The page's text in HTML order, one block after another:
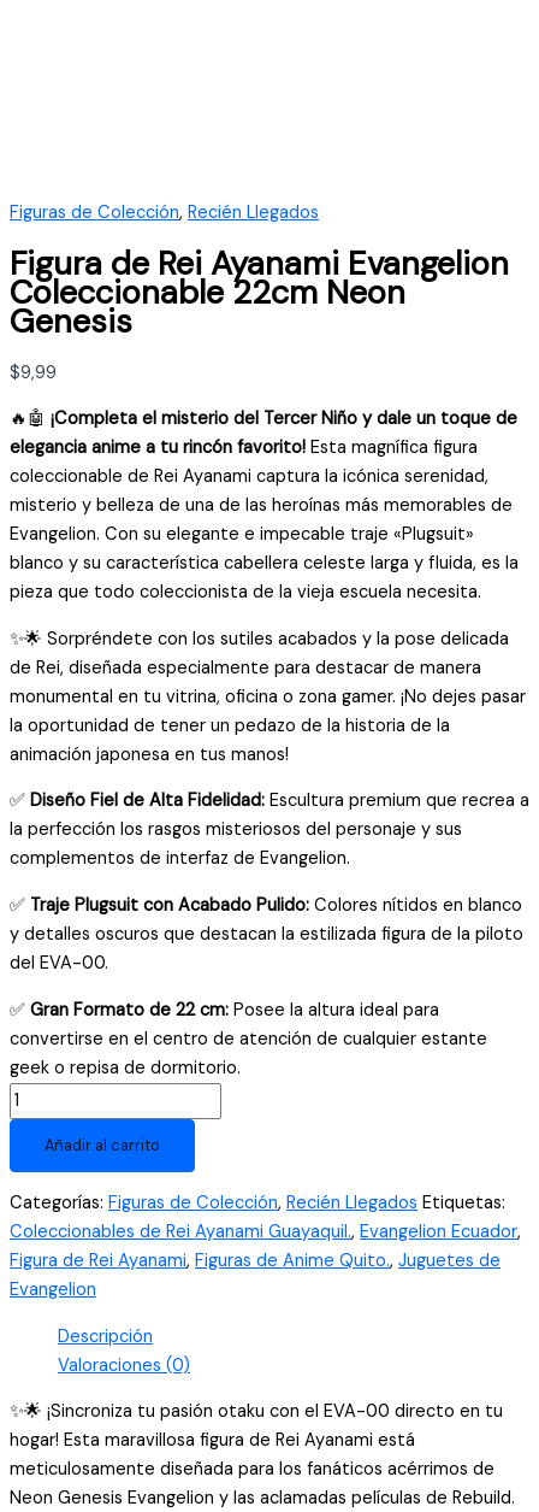
Figuras de Colección, Recién Llegados
Figura de Rei Ayanami Evangelion
Coleccionable 22cm Neon
Genesis
$9,99
🔥🤖 ¡Completa el misterio del Tercer Niño y dale un toque de
elegancia anime a tu rincón favorito! Esta magnífica figura
coleccionable de Rei Ayanami captura la icónica serenidad,
misterio y belleza de una de las heroínas más memorables de
Evangelion. Con su elegante e impecable traje «Plugsuit»
blanco y su característica cabellera celeste larga y fluida, es la
pieza que todo coleccionista de la vieja escuela necesita.
✨🌟 Sorpréndete con los sutiles acabados y la pose delicada
de Rei, diseñada especialmente para destacar de manera
monumental en tu vitrina, oficina o zona gamer. ¡No dejes pasar
la oportunidad de tener un pedazo de la historia de la
animación japonesa en tus manos!
✅ Diseño Fiel de Alta Fidelidad: Escultura premium que recrea a
la perfección los rasgos misteriosos del personaje y sus
complementos de interfaz de Evangelion.
✅ Traje Plugsuit con Acabado Pulido: Colores nítidos en blanco
y detalles oscuros que destacan la estilizada figura de la piloto
del EVA-00.
✅ Gran Formato de 22 cm: Posee la altura ideal para
convertirse en el centro de atención de cualquier estante
geek o repisa de dormitorio.
Figura
de
Evangelion
Coleccionable
22cm
Neon
Genesis
cantidad
Añadir al carrito
Categorías: Figuras de Colección, Recién Llegados Etiquetas:
Coleccionables de Rei Ayanami Guayaquil., Evangelion Ecuador,
Figura de Rei Ayanami, Figuras de Anime Quito., Juguetes de
Evangelion
Descripción
Valoraciones (0)
✨🌟 ¡Sincroniza tu pasión otaku con el EVA-00 directo en tu
hogar! Esta maravillosa figura de Rei Ayanami está
meticulosamente diseñada para los fanáticos acérrimos de
Neon Genesis Evangelion y las aclamadas películas de Rebuild.